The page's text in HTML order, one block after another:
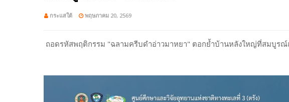
กระแสใต้ พฤษภาคม 20, 2569
ถอดรหัสพฤติกรรม "ฉลามครีบดำอ่าวมาหยา" ตอกย้ำบ้านหลังใหญ่ที่สมบูร